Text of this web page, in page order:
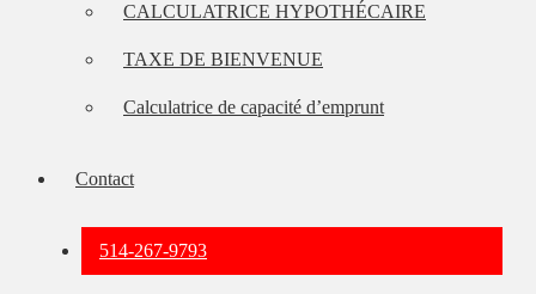
CALCULATRICE HYPOTHÉCAIRE
TAXE DE BIENVENUE
Calculatrice de capacité d’emprunt
Contact
514-267-9793